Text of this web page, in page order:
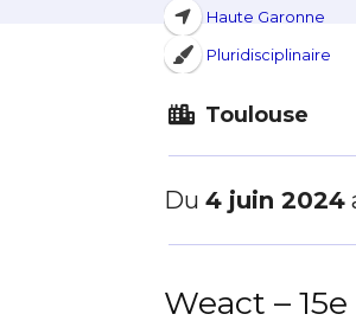
Haute Garonne
Pluridisciplinaire
Toulouse
Du 4 juin 2024
Weact –